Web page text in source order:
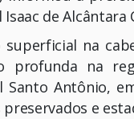
de Alcântara
superficial na
profunda na
Antônio,
e